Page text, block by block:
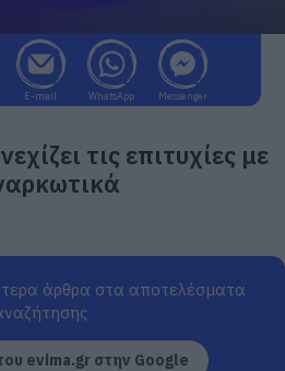
E-mail WhatsApp Messenger
τις επιτυχίες με
άρθρα στα αποτελέσματα
evima.gr στην Google